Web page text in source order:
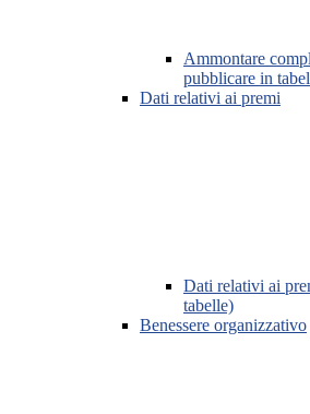
Ammontare
pubblicare in
Dati relativi ai premi
Dati relativi ai
tabelle)
Benessere organizzativo